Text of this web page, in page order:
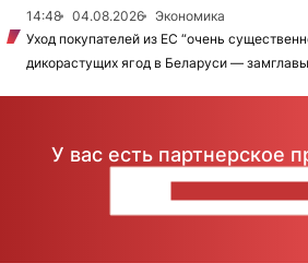
14:48
04.08.2026
Экономика
Уход покупателей из ЕС “очень
дикорастущих ягод в Беларуси —
У вас есть партнерское